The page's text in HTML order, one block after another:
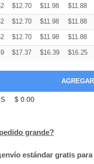
$12.70 $11.98 $11.88
$12.70 $11.98 $11.88
$12.70 $11.98 $11.88
$17.37 $16.39 $16.25
$ 0.00
pedido grande?
¡envío estándar gratis